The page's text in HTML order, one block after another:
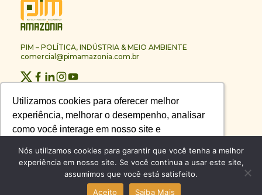
Utilizamos cookies para oferecer melhor
experiência, melhorar o desempenho, analisar
como você interage em nosso site e
Recusar Cookies Aceitar Cookies
Utilizamos cookies para oferecer melhor
experiência, melhorar o desempenho, analisar
como você interage em nosso site e
Recusar Cookies Aceitar Cookies
PIM – POLÍTICA, INDÚSTRIA & MEIO AMBIENTE
comercial@pimamazonia.com.br
Contato
Publicidade
Melhores Empresas
Circuito PIM Amazônia
© PIM – POLÍTICA, INDÚSTRIA & MEIO AMBIENTE 2026
Nós utilizamos cookies para garantir que você tenha a melhor
experiência em nosso site. Se você continua a usar este site,
assumimos que você está satisfeito.
Aceito
Saiba Mais